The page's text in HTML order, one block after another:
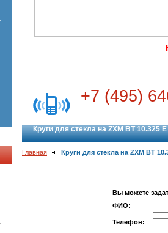
+7 (495)
Круги для стекла на ZXM BT 10.325 E
Главная Круги для стекла на ZXM BT
Вы можете
ФИО:
Телефон: